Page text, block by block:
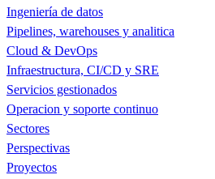
Ingeniería de datos
Pipelines, warehouses y analitica
Cloud & DevOps
Infraestructura, CI/CD y SRE
Servicios gestionados
Operacion y soporte continuo
Sectores
Perspectivas
Proyectos